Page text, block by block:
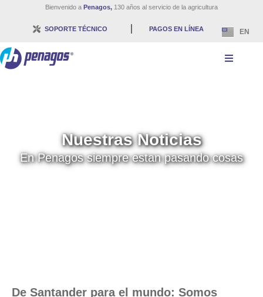
Bienvenido a Penagos, 130 años al servicio de la agricultura
SOPORTE TÉCNICO PAGOS EN LÍNEA EN
Nuestras Noticias
En Penagos siempre estan pasando cosas
De Santander para el mundo: Somos